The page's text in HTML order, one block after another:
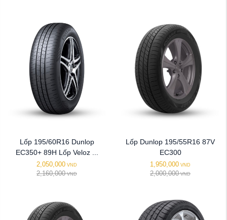
Lốp 195/60R16 Dunlop
EC350+ 89H Lốp Veloz ...
2,050,000 VND
2,160,000 VND
Lốp Dunlop 195/55R16 87V
EC300
1,950,000 VND
2,000,000 VND